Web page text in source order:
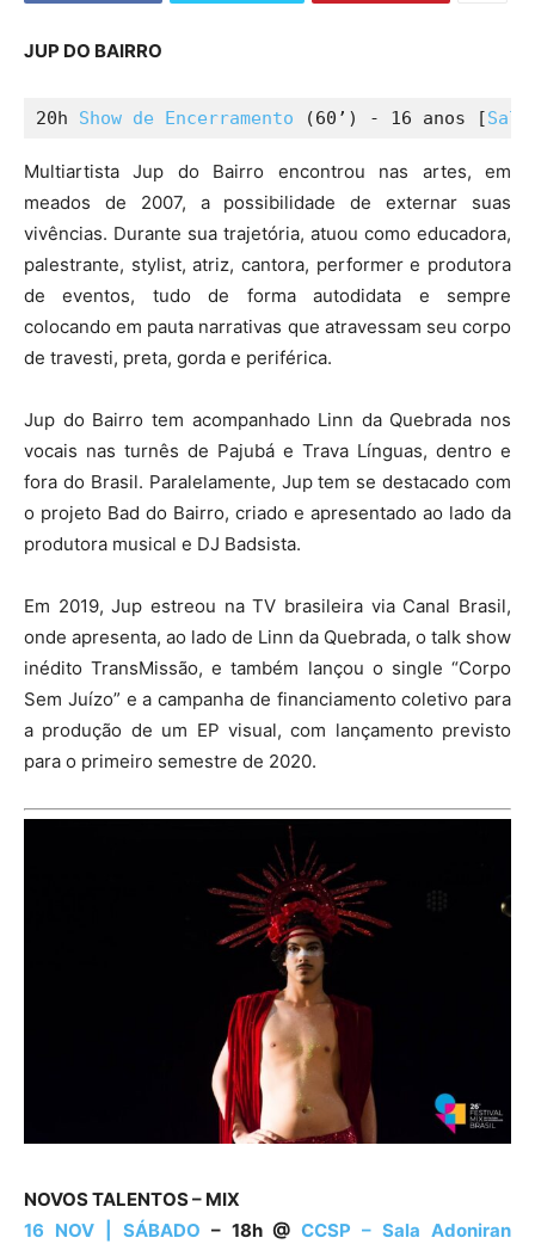
JUP DO BAIRRO
20h Show de Encerramento (60’) - 16 anos [
Multiartista Jup do Bairro encontrou nas artes, em
meados de 2007, a possibilidade de externar suas
vivências. Durante sua trajetória, atuou como educadora,
palestrante, stylist, atriz, cantora, performer e produtora
de eventos, tudo de forma autodidata e sempre
colocando em pauta narrativas que atravessam seu corpo
de travesti, preta, gorda e periférica.
Jup do Bairro tem acompanhado Linn da Quebrada nos
vocais nas turnês de Pajubá e Trava Línguas, dentro e
fora do Brasil. Paralelamente, Jup tem se destacado com
o projeto Bad do Bairro, criado e apresentado ao lado da
produtora musical e DJ Badsista.
Em 2019, Jup estreou na TV brasileira via Canal Brasil,
onde apresenta, ao lado de Linn da Quebrada, o talk show
inédito TransMissão, e também lançou o single “Corpo
Sem Juízo” e a campanha de financiamento coletivo para
a produção de um EP visual, com lançamento previsto
para o primeiro semestre de 2020.
NOVOS TALENTOS – MIX
16 NOV | SÁBADO – 18h @CCSP – Sala Adoniran